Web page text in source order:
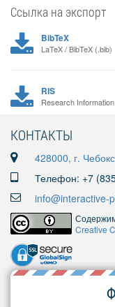
Ссылка на экспорт
BibTeX
LaTeX / BibTeX (.bib)
RIS
Research
КОНТАКТЫ
428000, г.
Телефон: +7
info@interactive-
Creative